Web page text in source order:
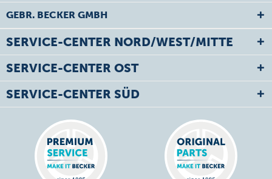
GEBR. BECKER GMBH
SERVICE-CENTER NORD/WEST/MITTE
SERVICE-CENTER OST
SERVICE-CENTER SÜD